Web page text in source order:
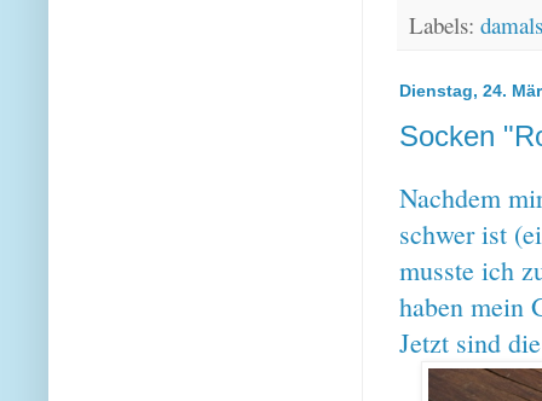
Labels: damals
Dienstag, 24.
Socken
Nachdem
schwer ist
musste ich
haben mein
Jetzt sind